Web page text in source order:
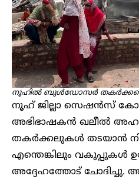
നൂഹിൽ ബുൾഡോസർ തകർക്കപ്പെട്ട
നൂഹ് ജില്ലാ സെഷൻസ്
അഭിഭാഷകൻ ഖലീൽ
തകർക്കലുകൾ തടയാൻ
എന്തെങ്കിലും വകുപ്പുകൾ
അദ്ദേഹത്തോട് ചോദിച്ചു.